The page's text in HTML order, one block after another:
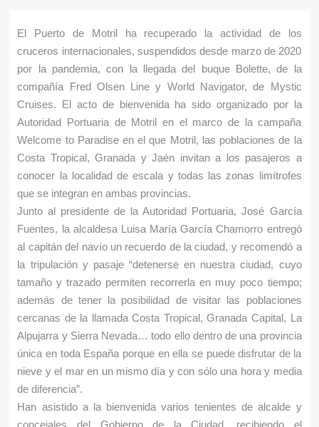
n
c
u
e
n
r
u
s
t
e
d
a
El Puerto de Motril ha recuperado la actividad de los
cruceros internacionales, suspendidos desde marzo de 2020
por la pandemia, con la llegada del buque Bolette, de la
compañía Fred Olsen Line y World Navigator, de Mystic
Cruises. El acto de bienvenida ha sido organizado por la
Autoridad Portuaria de Motril en el marco de la campaña
Welcome to Paradise en el que Motril, las poblaciones de la
Costa Tropical, Granada y Jaén invitan a los pasajeros a
conocer la localidad de escala y todas las zonas limítrofes
que se integran en ambas provincias.
Junto al presidente de la Autoridad Portuaria, José García
Fuentes, la alcaldesa Luisa María García Chamorro entregó
al capitán del navío un recuerdo de la ciudad, y recomendó a
la tripulación y pasaje “detenerse en nuestra ciudad, cuyo
tamaño y trazado permiten recorrerla en muy poco tiempo;
además de tener la posibilidad de visitar las poblaciones
cercanas de la llamada Costa Tropical, Granada Capital, La
Alpujarra y Sierra Nevada… todo ello dentro de una provincia
única en toda España porque en ella se puede disfrutar de la
nieve y el mar en un mismo día y con sólo una hora y media
de diferencia”.
Han asistido a la bienvenida varios tenientes de alcalde y
concejales del Gobierno de la Ciudad, recibiendo el